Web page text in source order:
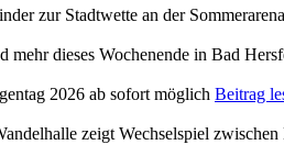
zur Stadtwette an der
mehr dieses Wochenende in Bad
2026 ab sofort möglich Beitrag
zeigt Wechselspiel